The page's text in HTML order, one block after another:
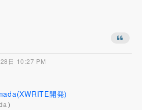
日 10:27 PM
開発)